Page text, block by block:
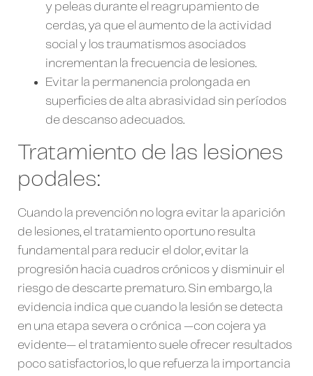
y peleas durante el reagrupamiento de
cerdas, ya que el aumento de la actividad
social y los traumatismos asociados
incrementan la frecuencia de lesiones.
Evitar la permanencia prolongada en
superficies de alta abrasividad sin períodos
de descanso adecuados.
Tratamiento de las lesiones
podales:
Cuando la prevención no logra evitar la aparición
de lesiones, el tratamiento oportuno resulta
fundamental para reducir el dolor, evitar la
progresión hacia cuadros crónicos y disminuir el
riesgo de descarte prematuro. Sin embargo, la
evidencia indica que cuando la lesión se detecta
en una etapa severa o crónica —con cojera ya
evidente— el tratamiento suele ofrecer resultados
poco satisfactorios, lo que refuerza la importancia